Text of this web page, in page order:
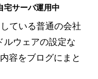
宅サーバ運用中
ている普通の会社
ルウェアの設定な
容をブログにまと